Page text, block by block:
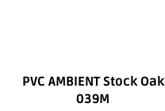
PVC AMBIENT Stock Oak
039M